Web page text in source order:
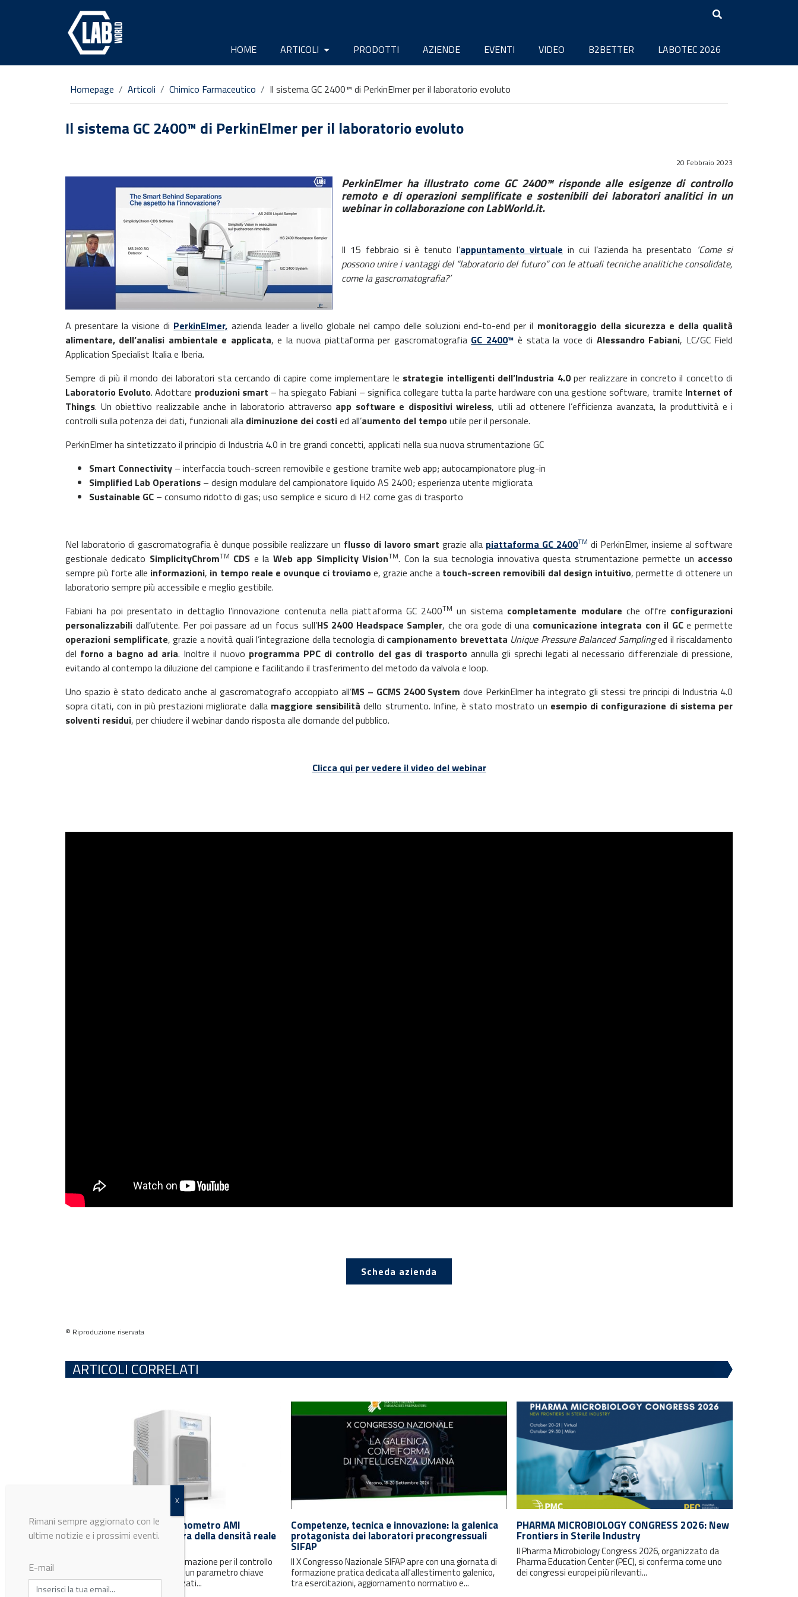
HOME ARTICOLI PRODOTTI AZIENDE EVENTI VIDEO B2BETTER LABOTEC 2026
Homepage Articoli Chimico Farmaceutico Il sistema GC 2400™ di PerkinElmer per il laboratorio evoluto
Il sistema GC 2400™ di PerkinElmer per il laboratorio evoluto
20 Febbraio 2023
PerkinElmer ha illustrato come GC 2400™ risponde alle esigenze di controllo
remoto e di operazioni semplificate e sostenibili dei laboratori analitici in un
webinar in collaborazione con LabWorld.it.
Il 15 febbraio si è tenuto l’appuntamento virtuale in cui l’azienda ha presentato ‘Come si
possono unire i vantaggi del “laboratorio del futuro” con le attuali tecniche analitiche consolidate,
come la gascromatografia?’
A presentare la visione di PerkinElmer, azienda leader a livello globale nel campo delle soluzioni end-to-end per il monitoraggio della sicurezza e della qualità
alimentare, dell’analisi ambientale e applicata, e la nuova piattaforma per gascromatografia GC 2400™ è stata la voce di Alessandro Fabiani, LC/GC Field
Application Specialist Italia e Iberia.
Sempre di più il mondo dei laboratori sta cercando di capire come implementare le strategie intelligenti dell’Industria 4.0per realizzare in concreto il concetto di
Laboratorio Evoluto. Adottare produzioni smart – ha spiegato Fabiani – significa collegare tutta la parte hardware con una gestione software, tramite Internet of
Things. Un obiettivo realizzabile anche in laboratorio attraverso app software e dispositivi wireless, utili ad ottenere l’efficienza avanzata, la produttività e i
controlli sulla potenza dei dati, funzionali alla diminuzione dei costied all’aumento del tempoutile per il personale.
PerkinElmer ha sintetizzato il principio di Industria 4.0 in tre grandi concetti, applicati nella sua nuova strumentazione GC
Smart Connectivity – interfaccia touch-screen removibile e gestione tramite web app; autocampionatore plug-in
Simplified Lab Operations – design modulare del campionatore liquido AS 2400; esperienza utente migliorata
Sustainable GC – consumo ridotto di gas; uso semplice e sicuro di H2 come gas di trasporto
Nel laboratorio di gascromatografia è dunque possibile realizzare un flusso di lavoro smartgrazie alla piattaforma GC 2400TM di PerkinElmer, insieme al software
gestionale dedicato SimplicityChromTM CDS e la Web app Simplicity VisionTM. Con la sua tecnologia innovativa questa strumentazione permette un accesso
sempre più forte alle informazioni, in tempo reale e ovunque ci troviamoe, grazie anche a touch-screen removibili dal design intuitivo, permette di ottenere un
laboratorio sempre più accessibile e meglio gestibile.
Fabiani ha poi presentato in dettaglio l’innovazione contenuta nella piattaforma GC 2400TM un sistema completamente modulare che offre configurazioni
personalizzabili dall’utente. Per poi passare ad un focus sull’HS 2400 Headspace Sampler, che ora gode di una comunicazione integrata con il GCe permette
operazioni semplificate, grazie a novità quali l’integrazione della tecnologia di campionamento brevettata Unique Pressure Balanced Samplinged il riscaldamento
del forno a bagno ad aria. Inoltre il nuovo programma PPC di controllo del gas di trasportoannulla gli sprechi legati al necessario differenziale di pressione,
evitando al contempo la diluzione del campione e facilitando il trasferimento del metodo da valvola e loop.
Uno spazio è stato dedicato anche al gascromatografo accoppiato all’MS – GCMS 2400 System dove PerkinElmer ha integrato gli stessi tre principi di Industria 4.0
sopra citati, con in più prestazioni migliorate dalla maggiore sensibilità dello strumento. Infine, è stato mostrato un esempio di configurazione di sistema per
solventi residui, per chiudere il webinar dando risposta alle domande del pubblico.
Clicca qui per vedere il video del webinar
Scheda azienda
© Riproduzione riservata
ARTICOLI CORRELATI
Qi srl presenta il nuovo picnometro AMI
DensiPyc 1000 per la misura della densità reale
Ripetibilità, accuratezza e automazione per il controllo
della densità reale delle polveri, un parametro chiave
nello sviluppo di materiali avanzati...
Competenze, tecnica e innovazione: la galenica
protagonista dei laboratori precongressuali
SIFAP
Il X Congresso Nazionale SIFAP apre con una giornata di
formazione pratica dedicata all'allestimento galenico,
tra esercitazioni, aggiornamento normativo e...
PHARMA MICROBIOLOGY CONGRESS 2026: New
Frontiers in Sterile Industry
Il Pharma Microbiology Congress 2026, organizzato da
Pharma Education Center (PEC), si conferma come uno
dei congressi europei più rilevanti...
Rimani sempre aggiornato con le
ultime notizie e i prossimi eventi.
E-mail